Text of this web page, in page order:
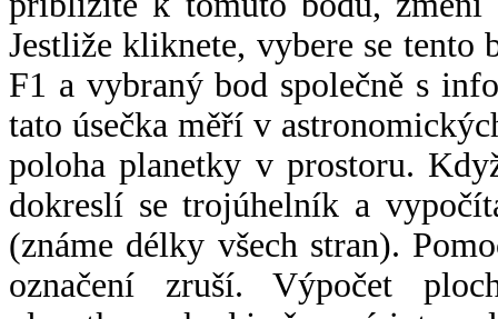
Jestliže kliknete, vybere se tento
F1 a vybraný bod společně s
tato úsečka měří v
poloha planetky v prostoru.
dokreslí se trojúhelník a
(známe délky všech stran).
označení zruší. Výpočet